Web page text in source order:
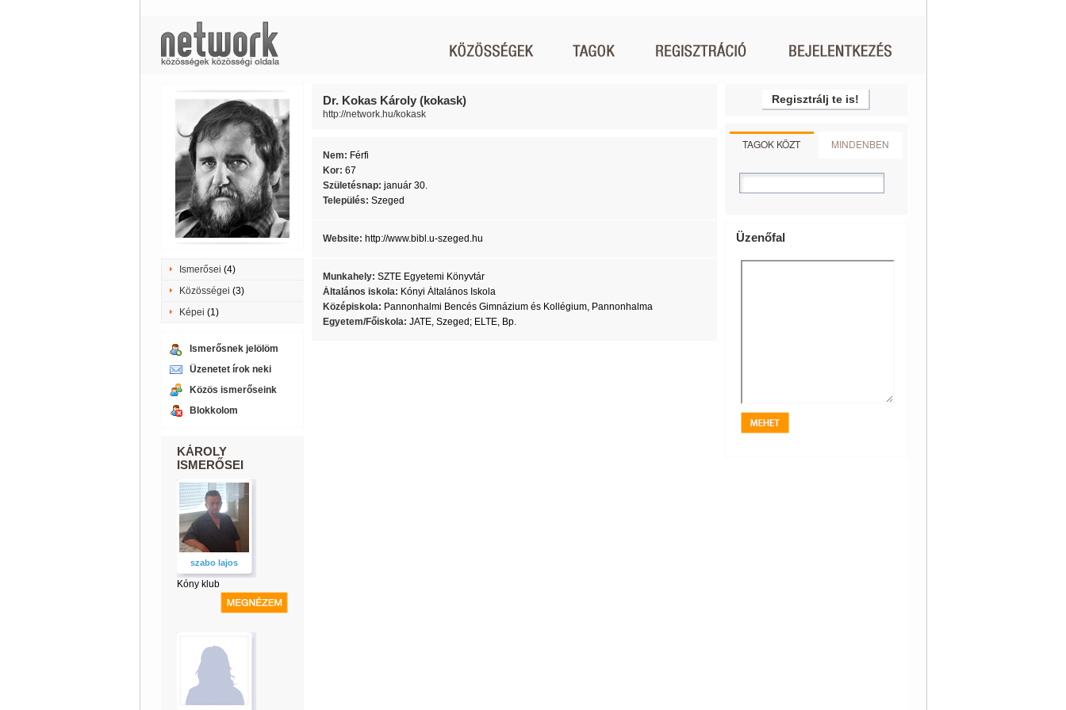
Ismerősei (4)
Közösségei (3)
Képei (1)
Ismerősnek jelölöm
Üzenetet írok neki
Közös ismerőseink
Blokkolom
KÁROLY
ISMERŐSEI
szabo lajos
Kóny klub
Dr. Kokas Károly (kokask)
http://network.hu/kokask
Nem: Férfi
Kor: 67
Születésnap: január 30.
Település: Szeged
Website: http://www.bibl.u-szeged.hu
Munkahely: SZTE Egyetemi Könyvtár
Általános iskola: Kónyi Általános Iskola
Középiskola: Pannonhalmi Bencés Gimnázium és Kollégium, Pannonhalma
Egyetem/Főiskola: JATE, Szeged; ELTE, Bp.
Regisztrálj te is!
TAGOK KÖZT MINDENBEN
Üzenőfal